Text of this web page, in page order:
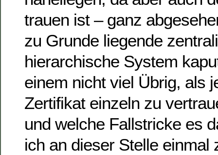
trauen ist – ganz
zu Grunde liegende
hierarchische System
einem nicht viel Übrig, als
Zertifikat einzeln zu
und welche Fallstricke es
ich an dieser Stelle einmal